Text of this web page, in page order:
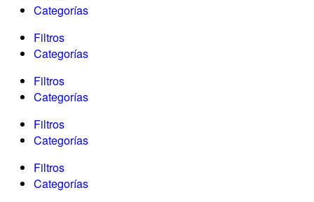
Categorías
Filtros
Categorías
Filtros
Categorías
Filtros
Categorías
Filtros
Categorías